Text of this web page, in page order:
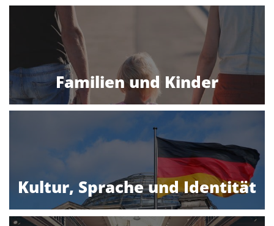
Familien und Kinder
Kultur, Sprache und Identität